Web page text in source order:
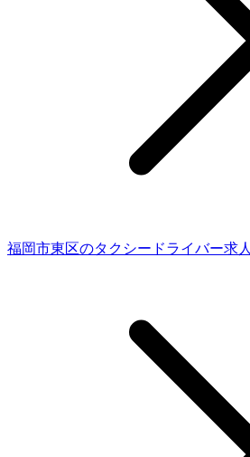
福岡市東区のタクシードライバー求人